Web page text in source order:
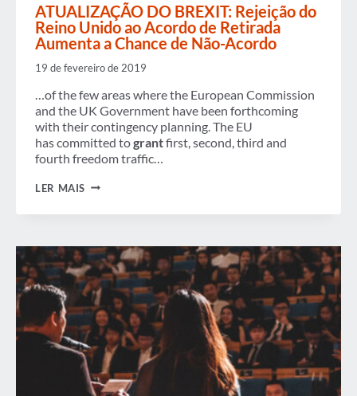
ATUALIZAÇÃO DO BREXIT: Rejeição do
Reino Unido ao Acordo de Retirada
Aumenta a Chance de Não-Acordo
19 de fevereiro de 2019
…of the few areas where the European Commission
and the UK Government have been forthcoming
with their contingency planning. The EU
has committed tograntfirst, second, third and
fourth freedom traffic…
LER MAIS ATUALIZAÇÃO
REINO
UNIDO
AO
ACORDO
DE
RETIRADA
AUMENTA
A
CHANCE
DE
NÃO-
ACORDO